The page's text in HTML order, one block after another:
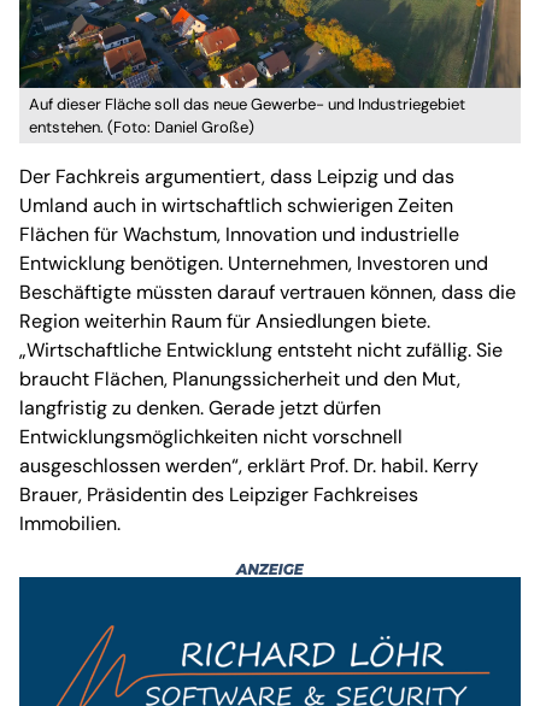
Auf dieser Fläche soll das neue Gewerbe- und Industriegebiet
entstehen. (Foto: Daniel Große)
Der Fachkreis argumentiert, dass Leipzig und das
Umland auch in wirtschaftlich schwierigen Zeiten
Flächen für Wachstum, Innovation und industrielle
Entwicklung benötigen. Unternehmen, Investoren und
Beschäftigte müssten darauf vertrauen können, dass die
Region weiterhin Raum für Ansiedlungen biete.
„Wirtschaftliche Entwicklung entsteht nicht zufällig. Sie
braucht Flächen, Planungssicherheit und den Mut,
langfristig zu denken. Gerade jetzt dürfen
Entwicklungsmöglichkeiten nicht vorschnell
ausgeschlossen werden“, erklärt Prof. Dr. habil. Kerry
Brauer, Präsidentin des Leipziger Fachkreises
Immobilien.